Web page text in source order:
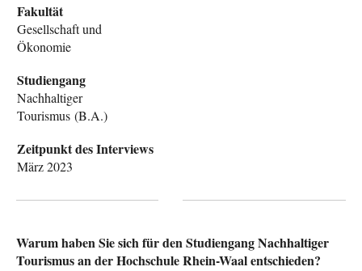
Fakultät
Gesellschaft und
Ökonomie
Studiengang
Nachhaltiger
Tourismus (B.A.)
Zeitpunkt des Interviews
März 2023
Warum haben Sie sich für den Studiengang Nachhaltiger
Tourismus an der Hochschule Rhein-Waal entschieden?